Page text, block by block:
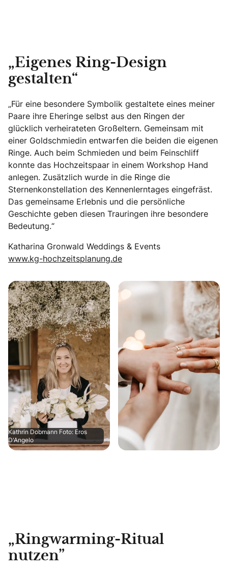
„Eigenes Ring-Design
gestalten“
„Für eine besondere Symbolik gestaltete eines meiner
Paare ihre Eheringe selbst aus den Ringen der
glücklich verheirateten Großeltern. Gemeinsam mit
einer Goldschmiedin entwarfen die beiden die eigenen
Ringe. Auch beim Schmieden und beim Feinschliff
konnte das Hochzeitspaar in einem Workshop Hand
anlegen. Zusätzlich wurde in die Ringe die
Sternenkonstellation des Kennenlerntages eingefräst.
Das gemeinsame Erlebnis und die persönliche
Geschichte geben diesen Trauringen ihre besondere
Bedeutung.“
Katharina Gronwald Weddings & Events
www.kg-hochzeitsplanung.de
Kathrin Dobmann Foto: Eros
D'Angelo
„Ringwarming-Ritual
nutzen”